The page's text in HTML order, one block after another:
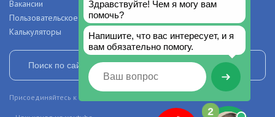
Вакансии
Рекламодателям
Пользовательское соглашение
Калькуляторы
Присоединяйтесь к нашим сообществам в социальных сетях